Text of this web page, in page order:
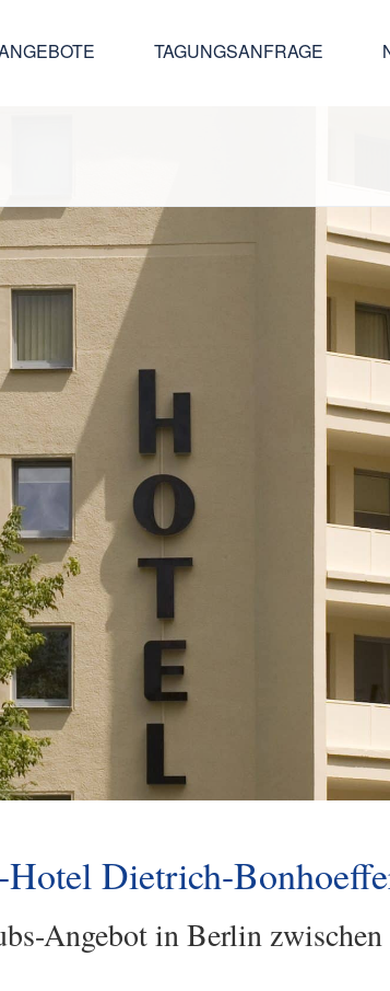
TAGUNGSANFRAGE
Dietrich-
Angebot in Berlin zwischen